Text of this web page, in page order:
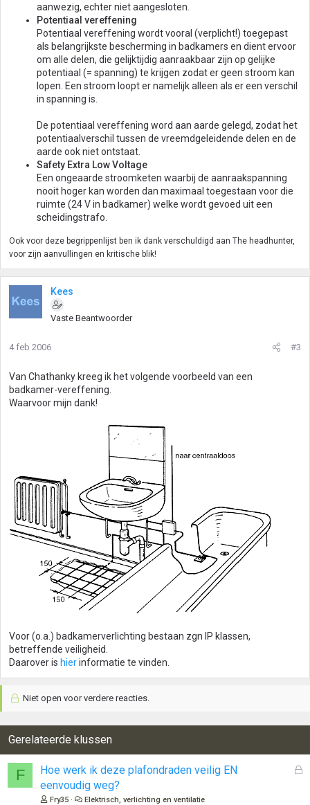
aanwezig, echter niet aangesloten.
Potentiaal vereffening
Potentiaal vereffening wordt vooral (verplicht!) toegepast
als belangrijkste bescherming in badkamers en dient ervoor
om alle delen, die gelijktijdig aanraakbaar zijn op gelijke
potentiaal (= spanning) te krijgen zodat er geen stroom kan
lopen. Een stroom loopt er namelijk alleen als er een verschil
in spanning is.
De potentiaal vereffening word aan aarde gelegd, zodat het
potentiaalverschil tussen de vreemdgeleidende delen en de
aarde ook niet ontstaat.
Safety Extra Low Voltage
Een ongeaarde stroomketen waarbij de aanraakspanning
nooit hoger kan worden dan maximaal toegestaan voor die
ruimte (24 V in badkamer) welke wordt gevoed uit een
scheidingstrafo.
Ook voor deze begrippenlijst ben ik dank verschuldigd aan The headhunter,
voor zijn aanvullingen en kritische blik!
Kees
Vaste Beantwoorder
4 feb 2006 #3
Van Chathanky kreeg ik het volgende voorbeeld van een
badkamer-vereffening.
Waarvoor mijn dank!
Voor (o.a.) badkamerverlichting bestaan zgn IP klassen,
betreffende veiligheid.
Daarover is hierinformatie te vinden.
Niet open voor verdere reacties.
Gerelateerde klussen
F
G
Hoe werk ik deze plafondraden veilig EN
eenvoudig weg?
Fry35 Elektrisch, verlichting en ventilatie